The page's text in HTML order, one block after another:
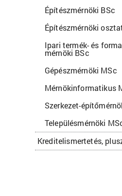
Építészmérnöki BSc
Építészmérnöki
Ipari termék- és
mérnöki BSc
Gépészmérnöki MSc
Mérnökinformatikus
Szerkezet-
Településmérnöki
Kreditelismertetés,